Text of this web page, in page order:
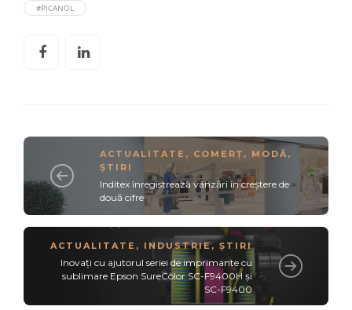
#PICANOL
ACTUALITATE , COMERȚ , MODĂ,
ȘTIRI
Inditex înregistrează vânzări în creștere de
două cifre
ACTUALITATE , INDUSTRIE, ȘTIRI
Inovați cu ajutorul seriei de imprimante cu
sublimare Epson SureColor SC-F9400H și
SC-F9400